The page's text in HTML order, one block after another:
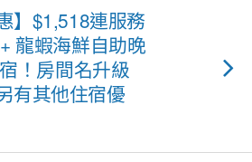
】$1,518連服務
龍蝦海鮮自助晚
！房間名升級
有其他住宿優